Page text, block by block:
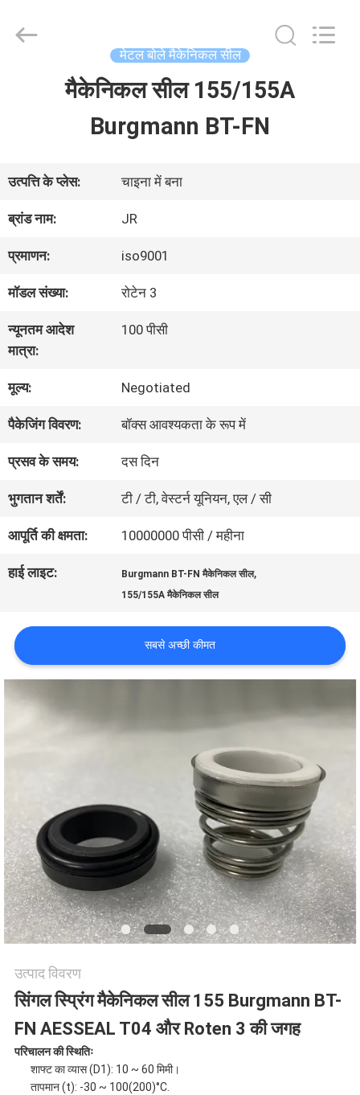
वीडियो
हमारे
बारे
में
कारखाना
गुणवत्ता
नियंत्रण
करें
एक
उद्धरण
करे
साइटमैप
POLICY
International
मेटल बोले मैकेनिकल सील
मैकेनिकल सील 155/155A
Burgmann BT-FN
उत्पत्ति के प्लेस: चाइना में बना
ब्रांड नाम: JR
प्रमाणन: iso9001
मॉडल संख्या: रोटेन 3
न्यूनतम आदेश
मात्रा:
100 पीसी
मूल्य: Negotiated
पैकेजिंग विवरण: बॉक्स आवश्यकता के रूप में
प्रसव के समय: दस दिन
भुगतान शर्तें: टी / टी, वेस्टर्न यूनियन, एल / सी
आपूर्ति की क्षमता: 10000000 पीसी / महीना
हाई लाइट: Burgmann BT-FN मैकेनिकल सील,
155/155A मैकेनिकल सील
सबसे अच्छी कीमत
उत्पाद विवरण
सिंगल स्प्रिंग मैकेनिकल सील 155 Burgmann BT-
FN AESSEAL T04 और Roten 3 की जगह
परिचालन की स्थितिः
शाफ्ट का व्यास (D1): 10 ~ 60 मिमी।
तापमान (t): -30 ~ 100(200)°C.